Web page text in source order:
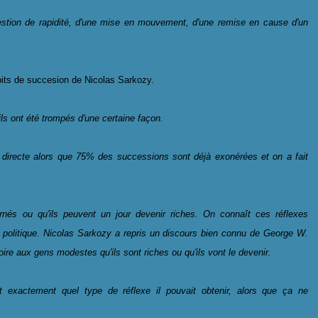
de rapidité, d'une mise en mouvement, d'une remise en cause d'un
de succesion de Nicolas Sarkozy.
ont été trompés d'une certaine façon.
alors que 75% des successions sont déjà exonérées et on a fait
ou qu'ils peuvent un jour devenir riches. On connaît ces réflexes
Nicolas Sarkozy a repris un discours bien connu de George W.
aux gens modestes qu'ils sont riches ou qu'ils vont le devenir.
quel type de réflexe il pouvait obtenir, alors que ça ne